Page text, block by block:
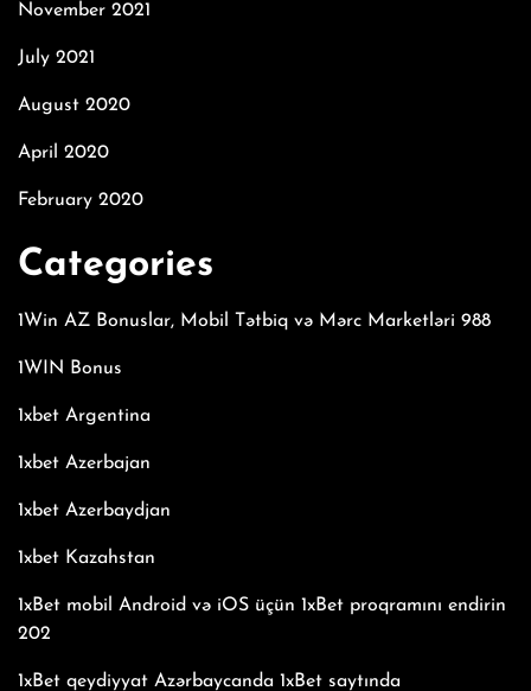
November 2021
July 2021
August 2020
April 2020
February 2020
Categories
1Win AZ Bonuslar, Mobil Tətbiq və Mərc Marketləri 988
1WIN Bonus
1xbet Argentina
1xbet Azerbajan
1xbet Azerbaydjan
1xbet Kazahstan
1xBet mobil Android və iOS üçün 1xBet proqramını endirin
202
1xBet qeydiyyat Azərbaycanda 1xBet saytında